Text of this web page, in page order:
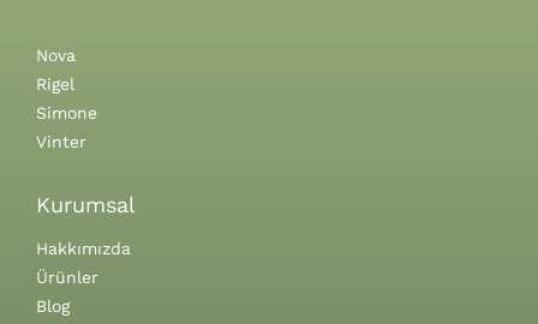
Nova
Rigel
Simone
Vinter
Kurumsal
Hakkımızda
Ürünler
Blog